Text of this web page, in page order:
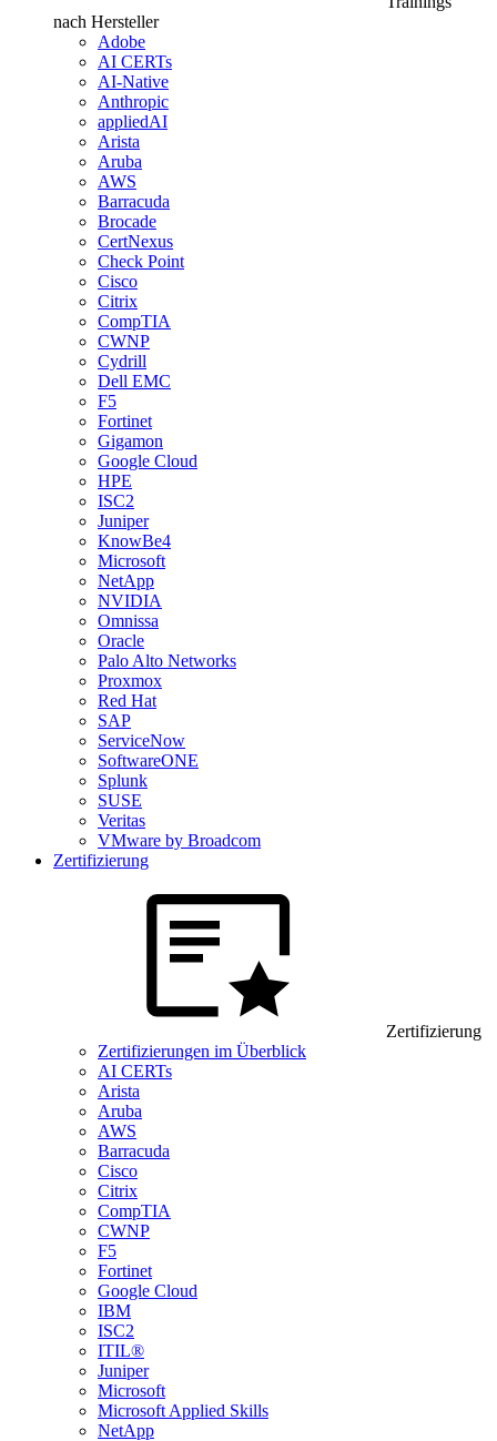
nach Hersteller
Adobe
AI CERTs
AI-Native
Anthropic
appliedAI
Arista
Aruba
AWS
Barracuda
Brocade
CertNexus
Check Point
Cisco
Citrix
CompTIA
CWNP
Cydrill
Dell EMC
F5
Fortinet
Gigamon
Google Cloud
HPE
ISC2
Juniper
KnowBe4
Microsoft
NetApp
NVIDIA
Omnissa
Oracle
Palo Alto Networks
Proxmox
Red Hat
SAP
ServiceNow
SoftwareONE
Splunk
SUSE
Veritas
VMware by Broadcom
Zertifizierung
Zertifizierung
Zertifizierungen im Überblick
AI CERTs
Arista
Aruba
AWS
Barracuda
Cisco
Citrix
CompTIA
CWNP
F5
Fortinet
Google Cloud
IBM
ISC2
ITIL®
Juniper
Microsoft
Microsoft Applied Skills
NetApp